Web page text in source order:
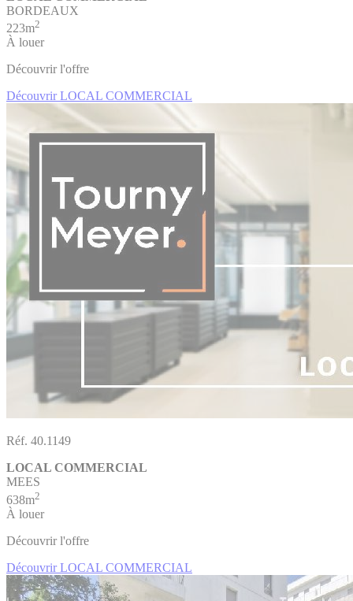
BORDEAUX
223m2
À louer
Découvrir l'offre
Découvrir LOCAL COMMERCIAL
Réf. 40.1149
LOCAL COMMERCIAL
MEES
638m2
À louer
Découvrir l'offre
Découvrir LOCAL COMMERCIAL